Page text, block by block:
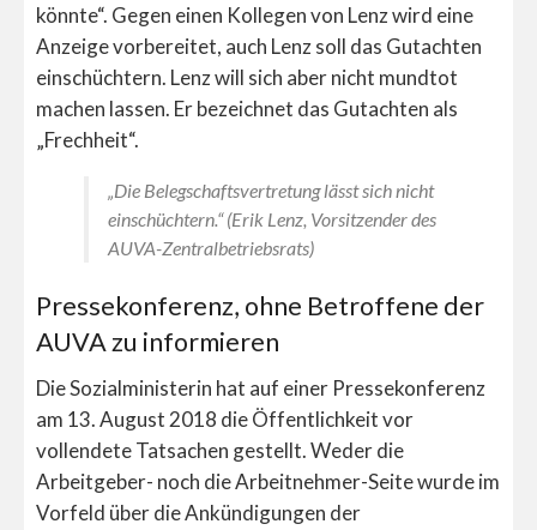
könnte“. Gegen einen Kollegen von Lenz wird eine
Anzeige vorbereitet, auch Lenz soll das Gutachten
einschüchtern. Lenz will sich aber nicht mundtot
machen lassen. Er bezeichnet das Gutachten als
„Frechheit“.
„Die Belegschaftsvertretung lässt sich nicht
einschüchtern.“ (Erik Lenz, Vorsitzender des
AUVA-Zentralbetriebsrats)
Pressekonferenz, ohne Betroffene der
AUVA zu informieren
Die Sozialministerin hat auf einer Pressekonferenz
am 13. August 2018 die Öffentlichkeit vor
vollendete Tatsachen gestellt. Weder die
Arbeitgeber- noch die Arbeitnehmer-Seite wurde im
Vorfeld über die Ankündigungen der